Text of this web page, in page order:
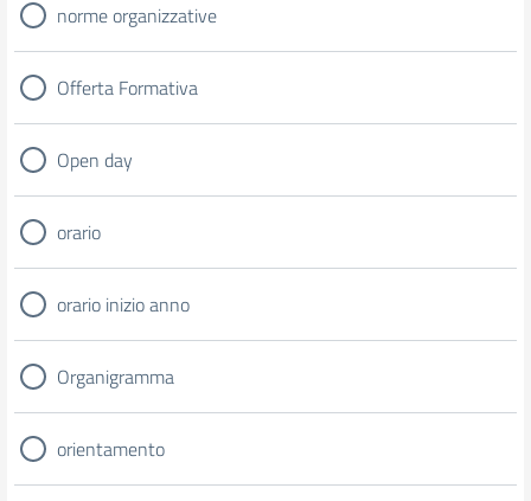
norme organizzative
Offerta Formativa
Open day
orario
orario inizio anno
Organigramma
orientamento